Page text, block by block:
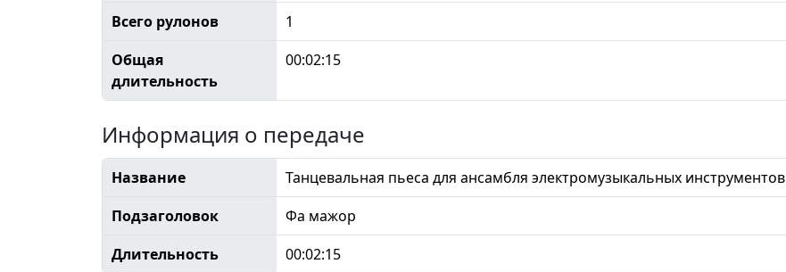
Всего рулонов
1
Общая
длительность
00:02:15
Информация о передаче
Название
Танцевальная пьеса для ансамбля электромузыкальных инструментов
Подзаголовок
Фа мажор
Длительность
00:02:15